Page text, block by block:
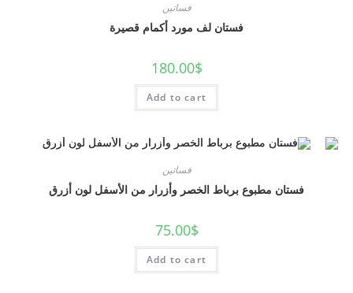
فساتين
فستان لف مورد أكمام قصيرة
180.00$
Add to cart
فساتين
فستان مطبوع برباط الخصر وأزرار من الأسفل لون أزرق
75.00$
Add to cart